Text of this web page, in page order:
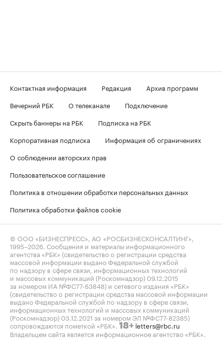
Контактная информация Редакция
Архив программ
Вечерний РБК
О телеканале
Подключение
Скрыть баннеры на РБК
Подписка на РБК
Корпоративная подписка
Информация об ограничениях
О соблюдении авторских прав
Пользовательское соглашение
Политика в отношении обработки персональных данных
Политика обработки файлов cookie
© ООО «БИЗНЕСПРЕСС», АО «РОСБИЗНЕСКОНСАЛТИНГ»,
1995–2026 . Сообщения и материалы информационного
агентства «РБК» (свидетельство о регистрации средства
массовой информации выдано Федеральной службой
по надзору в сфере связи, информационных технологий
и массовых коммуникаций (Роскомнадзор) 09.12.2015
за номером ИА №ФС77-63848) и сетевого издания «РБК»
(свидетельство о регистрации средства массовой информации
выдано Федеральной службой по надзору в сфере связи,
информационных технологий и массовых коммуникаций
(Роскомнадзор) 03.12.2021 за номером ЭЛ №ФС77-82385)
сопровождаются пометкой «РБК». 18+ letters@rbc.ru
Владельцем сайта является информационное агентство «РБК».